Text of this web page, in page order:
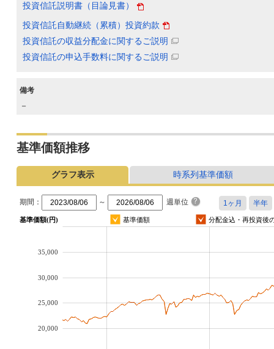
投資信託説明書（目論見書）
投資信託自動継続（累積）投資約款
投資信託の収益分配金に関するご説明
投資信託の申込手数料に関するご説明
備考
－
基準価額推移
グラフ表示 時系列基準価額
期間： ～ 週単位
基準価額(円) 基準価額 分配金込・再投資後
20,000
25,000
30,000
35,000